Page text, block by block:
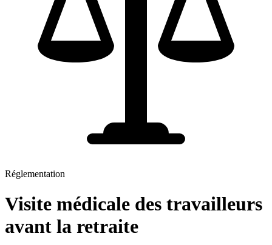
Réglementation
Visite médicale des travailleurs
avant la retraite